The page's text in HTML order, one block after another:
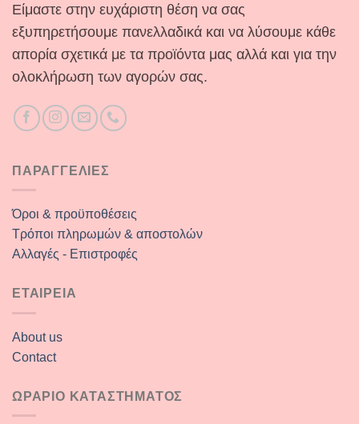
Είμαστε στην ευχάριστη θέση να σας
εξυπηρετήσουμε πανελλαδικά και να λύσουμε κάθε
απορία σχετικά με τα προϊόντα μας αλλά και για την
ολοκλήρωση των αγορών σας.
ΠΑΡΑΓΓΕΛΙΕΣ
Όροι & προϋποθέσεις
Τρόποι πληρωμών & αποστολών
Αλλαγές - Επιστροφές
ΕΤΑΙΡΕΙΑ
About us
Contact
ΩΡΑΡΙΟ ΚΑΤΑΣΤΗΜΑΤΟΣ